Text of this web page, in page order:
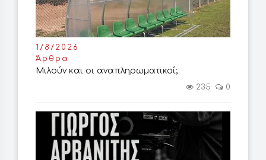
1/8/2026
Άρθρα
Μιλούν και οι αναπληρωματικοί;
235 0